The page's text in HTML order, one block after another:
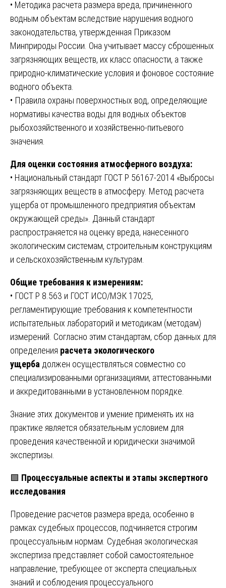
• Методика расчета размера вреда, причиненного
водным объектам вследствие нарушения водного
законодательства, утвержденная Приказом
Минприроды России. Она учитывает массу сброшенных
загрязняющих веществ, их класс опасности, а также
природно-климатические условия и фоновое состояние
водного объекта.
• Правила охраны поверхностных вод, определяющие
нормативы качества воды для водных объектов
рыбохозяйственного и хозяйственно-питьевого
значения.
Для оценки состояния атмосферного воздуха:
• Национальный стандарт ГОСТ Р 56167-2014 «Выбросы
загрязняющих веществ в атмосферу. Метод расчета
ущерба от промышленного предприятия объектам
окружающей среды». Данный стандарт
распространяется на оценку вреда, нанесенного
экологическим системам, строительным конструкциям
и сельскохозяйственным культурам.
Общие требования к измерениям:
• ГОСТ Р 8.563 и ГОСТ ИСО/МЭК 17025,
регламентирующие требования к компетентности
испытательных лабораторий и методикам (методам)
измерений. Согласно этим стандартам, сбор данных для
определения расчета экологического
ущерба должен осуществляться совместно со
специализированными организациями, аттестованными
и аккредитованными в установленном порядке.
Знание этих документов и умение применять их на
практике является обязательным условием для
проведения качественной и юридически значимой
экспертизы.
🟩 Процессуальные аспекты и этапы экспертного
исследования
Проведение расчетов размера вреда, особенно в
рамках судебных процессов, подчиняется строгим
процессуальным нормам. Судебная экологическая
экспертиза представляет собой самостоятельное
направление, требующее от эксперта специальных
знаний и соблюдения процессуального